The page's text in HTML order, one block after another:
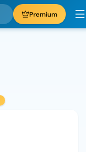
Premium